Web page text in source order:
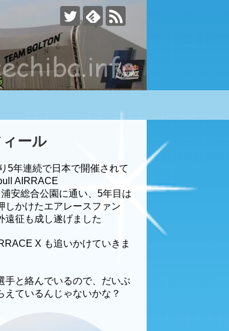
ール
5年連続で日本で開催されて
AIRRACE
安総合公園に通い、5年目は
しかけたエアレースファン
遠征も成し遂げました
X も追いかけていきま
手と絡んでいるので、だいぶ
えているんじゃないかな？